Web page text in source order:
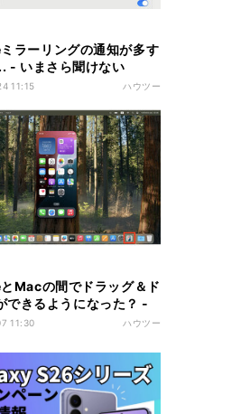
ラーリングの通知が多す
- いまさら聞けない
なぜ
11:15 ハウツー
Macの間でドラッグ＆ド
できるようになった？ -
ーザーのためのMacのト
11:30 ハウツー